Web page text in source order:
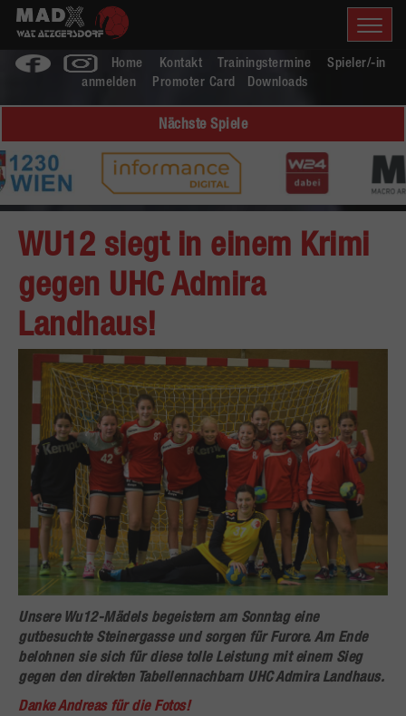
Home Kontakt Trainingstermine
Spieler/-in
anmelden
Promoter Card Downloads
Nächste Spiele
WU12 siegt in einem Krimi
gegen UHC Admira
Landhaus!
Unsere Wu12-Mädels begeistern am Sonntag eine
gutbesuchte Steinergasse und sorgen für Furore. Am Ende
belohnen sie sich für diese tolle Leistung mit einem Sieg
gegen den direkten Tabellennachbarn UHC Admira Landhaus.
Danke Andreas für die Fotos!